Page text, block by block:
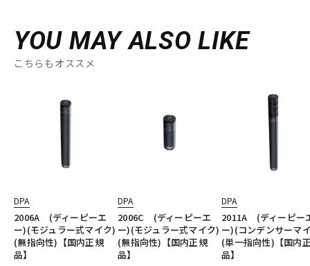
YOU MAY ALSO LIKE
こちらもオススメ
DPA
2006A (ディーピーエ
ー)(モジュラー式マイク)
(無指向性)【国内正規
品】
DPA
2006C (ディーピーエ
ー)(モジュラー式マイク)
(無指向性)【国内正規
品】
DPA
2011A (ディーピー
ー)(コンデンサーマ
(単一指向性)【国内
品】